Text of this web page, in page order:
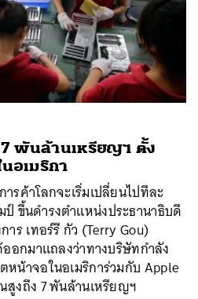
พันล้านเหรียญฯ ตั้ง
อเมริกา
รค้าโลกจะเริ่มเปลี่ยนไปทีละ
ขึ้นดำรงตำแหน่งประธานาธิบดี
ร เทอร์รี กัว (Terry Gou)
อกมาแถลงว่าทางบริษัทกำลัง
น้าจอในอเมริการ่วมกับ Apple
สูงถึง 7 พันล้านเหรียญฯ